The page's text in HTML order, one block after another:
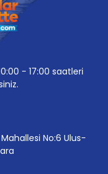
- 17:00 saatleri
No:6 Ulus-